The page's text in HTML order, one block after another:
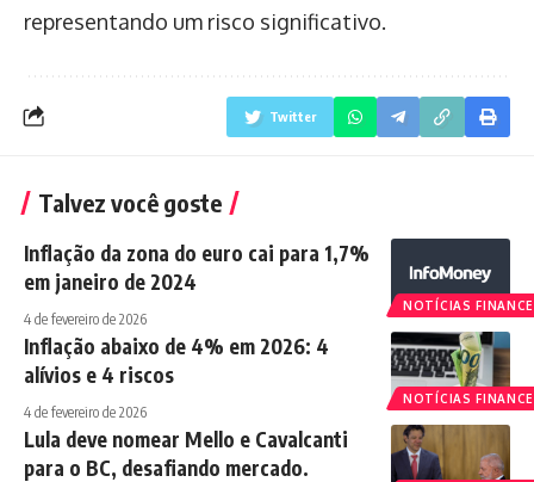
representando um risco significativo.
Twitter
Talvez você goste
NOTÍCIAS
Inflação da zona do euro cai para 1,7%
em janeiro de 2024
4 de fevereiro de 2026
NOTÍCIAS
Inflação abaixo de 4% em 2026: 4
alívios e 4 riscos
4 de fevereiro de 2026
Lula deve nomear Mello e Cavalcanti
para o BC, desafiando mercado.